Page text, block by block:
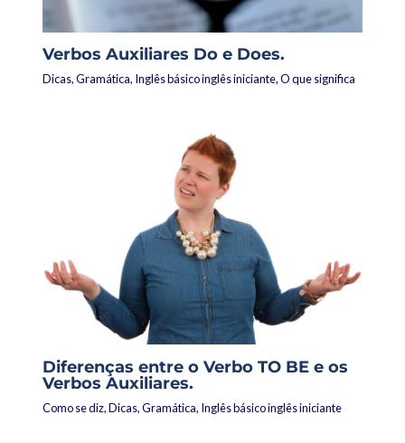
Verbos Auxiliares Do e Does.
Dicas,Gramática, Inglês básico inglês iniciante,O que significa
Diferenças entre o Verbo TO BE e os
Verbos Auxiliares.
Como se diz,Dicas,Gramática, Inglês básico inglês iniciante